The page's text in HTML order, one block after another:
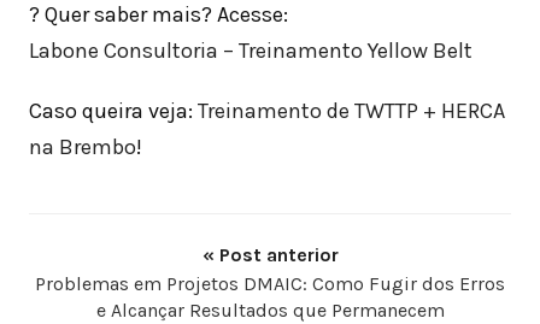
? Quer saber mais? Acesse:
Labone Consultoria – Treinamento Yellow Belt
Caso queira veja: Treinamento de TWTTP + HERCA
na Brembo!
« Post anterior
Problemas em Projetos DMAIC: Como Fugir dos Erros
e Alcançar Resultados que Permanecem